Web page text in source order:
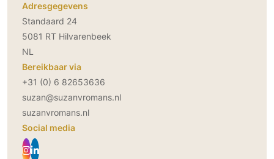
Adresgegevens
Standaard 24
5081 RT Hilvarenbeek
NL
Bereikbaar via
+31 (0) 6 82653636
suzan@suzanvromans.nl
suzanvromans.nl
Social media